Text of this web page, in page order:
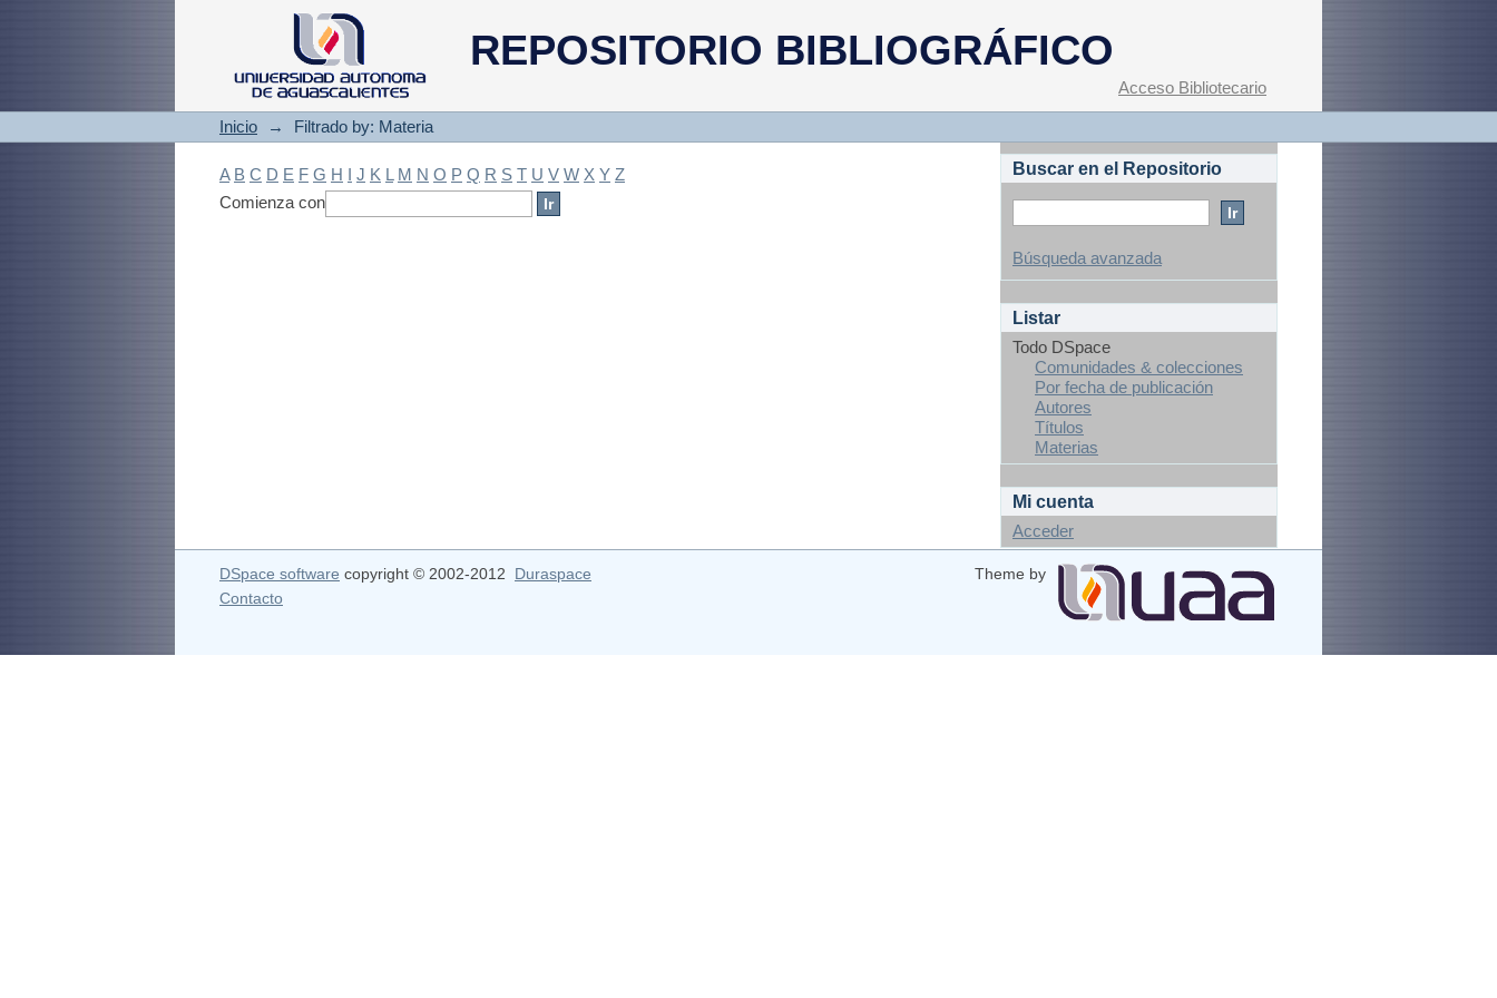
REPOSITORIO BIBLIOGRÁFICO
Filtrado by: Materia
Acceso Bibliotecario
Inicio → Filtrado by: Materia
A B C D E F G H I J K L M N O P Q R S T U V W X Y Z
Comienza con
Buscar en el Repositorio
Búsqueda avanzada
Listar
Todo DSpace
Comunidades & colecciones
Por fecha de publicación
Autores
Títulos
Materias
Mi cuenta
Acceder
DSpace software copyright © 2002-2012 Duraspace
Theme by
Contacto